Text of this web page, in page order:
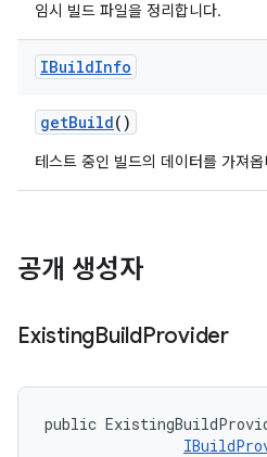
임시 빌드 파일을 정리합니다.
IBuildInfo
getBuild()
테스트 중인 빌드의 데이터를 가져옵
공개 생성자
ExistingBuildProvider
public